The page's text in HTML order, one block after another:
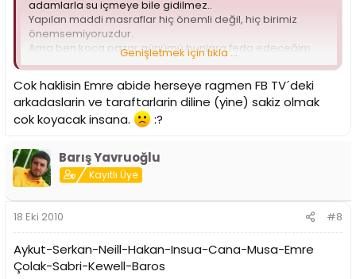
adamlarla su içmeye bile gidilmez..
Yapılan maddi masraflar hiç önemli değil, hiç birimiz
önemsemiyoruzdur.
Ama ben koca pazar günümü bunlara feda edeceğim ,
gece 1 e kadar oralarda sürüneceğim, Fenerbahçelilerin
Bunlar için mi..
Gerçek Galatasaraylılarla gideceksek gidelim.
Mustafa Sarp dikkat etsin de , maçın sonunda soyunma
Hakem maçı bitirir bitirmez koşarak gider.. Bir tek orada
koşuyor zaten.
Genişletmek için tıkla ...
Cok haklisin Emre abide herseye ragmen FB TV´deki
arkadaslarin ve taraftarlarin diline (yine) sakiz olmak
cok koyacak insana.
:?
Barış Yavruoğlu
Kayıtlı Üye
18 Eki 2010 #8
Aykut-Serkan-Neill-Hakan-Insua-Cana-Musa-Emre
Çolak-Sabri-Kewell-Baros